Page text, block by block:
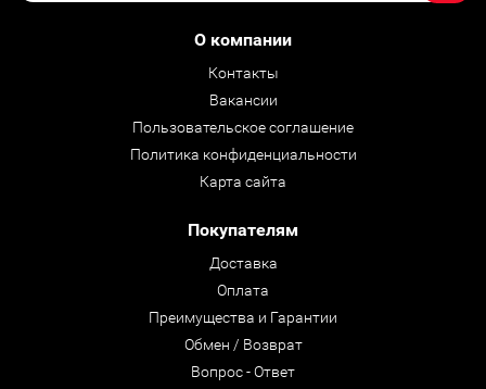
О компании
Контакты
Вакансии
Пользовательское соглашение
Политика конфиденциальности
Карта сайта
Покупателям
Доставка
Оплата
Преимущества и Гарантии
Обмен / Возврат
Вопрос - Ответ